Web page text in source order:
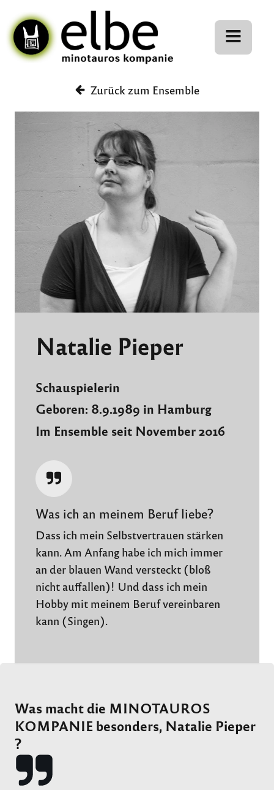
Zurück zum Ensemble
Natalie Pieper
Schauspielerin
Geboren: 8.9.1989 in Hamburg
Im Ensemble seit November 2016
Was ich an meinem Beruf liebe?
Dass ich mein Selbstvertrauen stärken
kann. Am Anfang habe ich mich immer
an der blauen Wand versteckt (bloß
nicht auffallen)! Und dass ich mein
Hobby mit meinem Beruf vereinbaren
kann (Singen).
Was macht die MINOTAUROS
KOMPANIE besonders, Natalie Pieper
?